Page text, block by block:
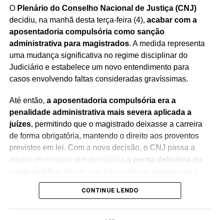
O Plenário do Conselho Nacional de Justiça (CNJ)
decidiu, na manhã desta terça-feira (4), acabar com a
aposentadoria compulsória como sanção
administrativa para magistrados. A medida representa
uma mudança significativa no regime disciplinar do
Judiciário e estabelece um novo entendimento para
casos envolvendo faltas consideradas gravíssimas.
Até então, a aposentadoria compulsória era a
penalidade administrativa mais severa aplicada a
juízes, permitindo que o magistrado deixasse a carreira
de forma obrigatória, mantendo o direito aos proventos
previstos em lei. Com a nova decisão, o CNJ passa a
adotar um modelo que possibilita
a perda definitiva do
observância das regras constitucionais.
CONTINUE LENDO